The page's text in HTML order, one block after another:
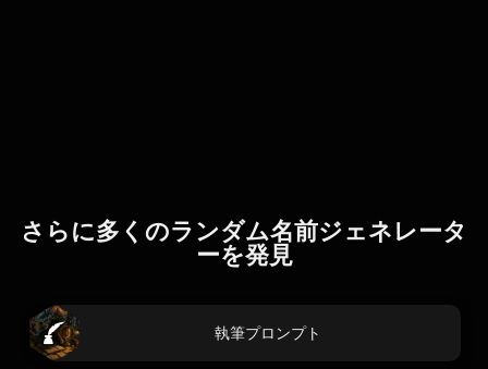
さらに多くのランダム名前ジェネレータ
ーを発見
執筆プロンプト